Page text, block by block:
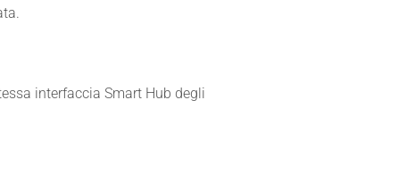
interfaccia Smart Hub degli